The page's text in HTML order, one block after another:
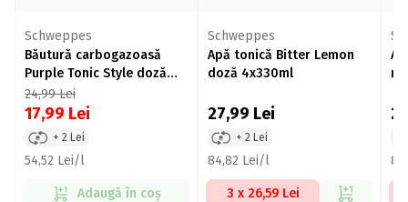
Schweppes
Băutură carbogazoasă
Purple Tonic Style doză
4x330ml
24,99Lei
17,99 Lei
+ 2 Lei
54,52 Lei/l
Adaugă în coș
Schweppes
Apă tonică Bitter Lemon
doză 4x330ml
27,99 Lei
+ 2 Lei
84,82 Lei/l
3 x 26,59 Lei